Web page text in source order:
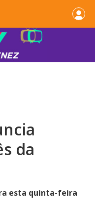
da
esta quinta-feira